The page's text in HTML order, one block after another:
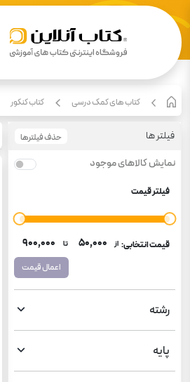
کتاب های کمک درسی کتاب کنکور
فیلتر ها حذف فیلترها
نمایش کالاهای موجود
فیلتر قیمت
قیمت انتخابی: از ۵۰٬۰۰۰ تا ۹۰۰٬۰۰۰
اعمال قیمت
رشته
پایه